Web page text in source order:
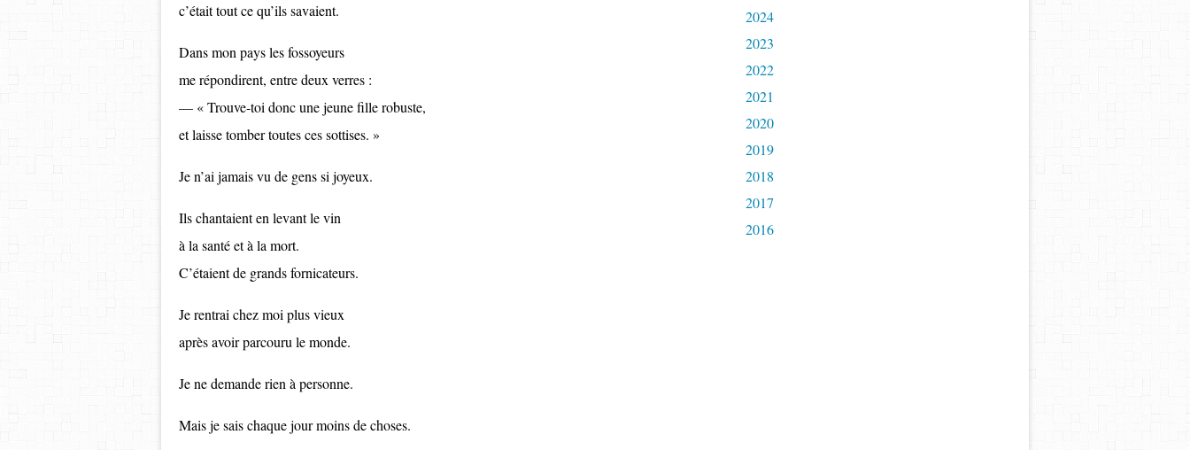
c’était tout ce qu’ils savaient.
Dans mon pays les fossoyeurs
me répondirent, entre deux verres :
— « Trouve-toi donc une jeune fille robuste,
et laisse tomber toutes ces sottises. »
Je n’ai jamais vu de gens si joyeux.
Ils chantaient en levant le vin
à la santé et à la mort.
C’étaient de grands fornicateurs.
Je rentrai chez moi plus vieux
après avoir parcouru le monde.
Je ne demande rien à personne.
Mais je sais chaque jour moins de choses.
2024
2023
2022
2021
2020
2019
2018
2017
2016